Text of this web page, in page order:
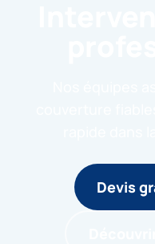
Devis